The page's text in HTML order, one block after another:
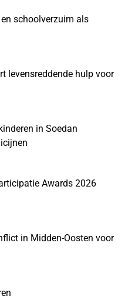
schoolverzuim als
levensreddende hulp voor
in Soedan
Awards 2026
in Midden-Oosten voor